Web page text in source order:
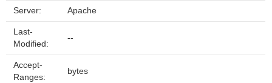
Server: Apache
Last-
Modified:
--
Accept-
Ranges:
bytes